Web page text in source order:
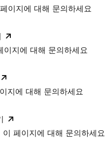
이지에 대해 문의하세요
이지에 대해 문의하세요
지에 대해 문의하세요
페이지에 대해 문의하세요